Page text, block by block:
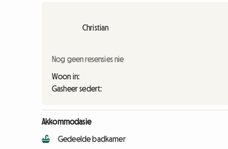
Christian
Nog geen resensies nie
Woon in:
Gasheer sedert:
Akkommodasie
Gedeelde badkamer